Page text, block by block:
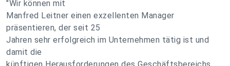
"Wir können mit
Manfred Leitner einen exzellenten Manager
präsentieren, der seit 25
Jahren sehr erfolgreich im Unternehmen tätig ist und
damit die
künftigen Herausforderungen des Geschäftsbereichs